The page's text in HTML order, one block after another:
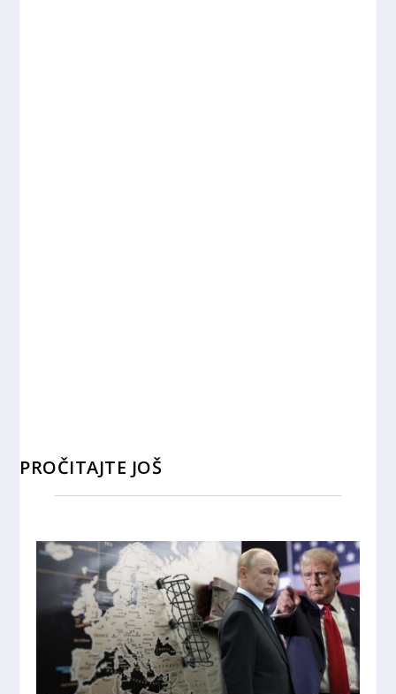
PROČITAJTE JOŠ